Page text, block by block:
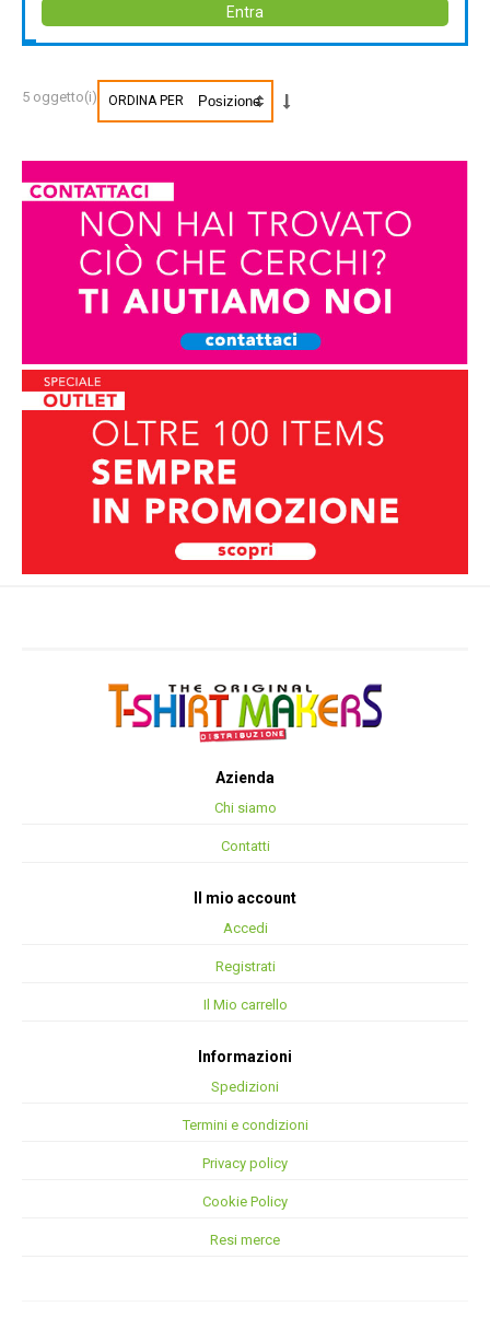
Entra
5 oggetto(i) ORDINA PER
Azienda
Chi siamo
Contatti
Il mio account
Accedi
Registrati
Il Mio carrello
Informazioni
Spedizioni
Termini e condizioni
Privacy policy
Cookie Policy
Resi merce